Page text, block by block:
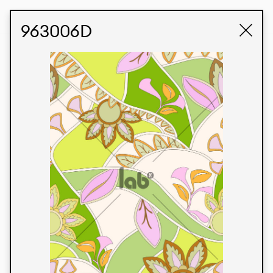
963006D
Produtos
Temos orgulho de expressar nossa identidade
brasileira por meio de nossos tecidos e estampas
personalizadas, trabalhando em colaboração
com nossos clientes e dando vida aos seus
conceitos e criações. Nossa extensa linha de
produtos tem opções para diferentes mercados.
Oferecemos também tecidos ecológicos e
tecnológicos que podem ser acabados em
qualquer cor sólida ou impressão digital.
Cores